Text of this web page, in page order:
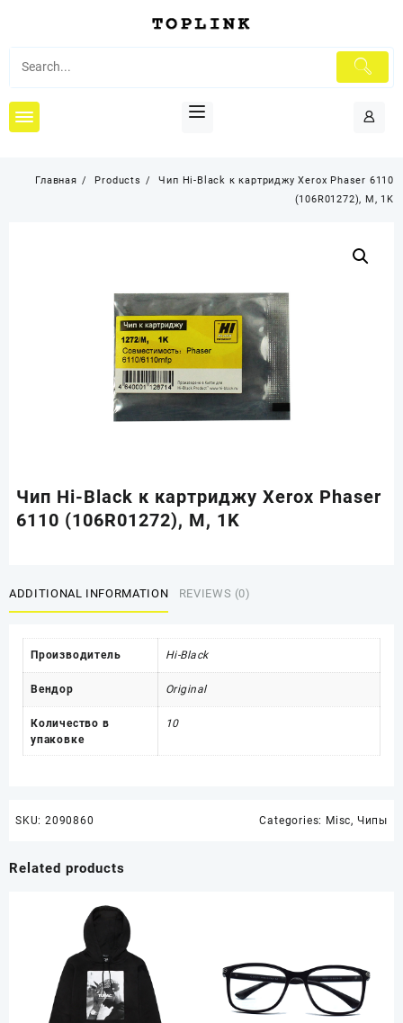
содержимому
Главная Products
Чип Hi-Black к картриджу Xerox Phaser 6110
(106R01272), M, 1K
Чип Hi-Black к картриджу Xerox Phaser
6110 (106R01272), M, 1K
ADDITIONAL INFORMATION REVIEWS (0)
Производитель Hi-Black
Вендор Original
Количество в
упаковке
10
SKU: 2090860 Categories: Misc, Чипы
Related products